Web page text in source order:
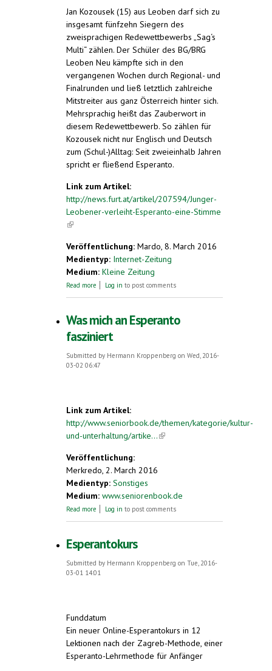
Jan Kozousek (15) aus Leoben darf sich zu
insgesamt fünfzehn Siegern des
zweisprachigen Redewettbewerbs „Sag‘s
Multi“ zählen. Der Schüler des BG/BRG
Leoben Neu kämpfte sich in den
vergangenen Wochen durch Regional- und
Finalrunden und ließ letztlich zahlreiche
Mitstreiter aus ganz Österreich hinter sich.
Mehrsprachig heißt das Zauberwort in
diesem Redewettbewerb. So zählen für
Kozousek nicht nur Englisch und Deutsch
zum (Schul-)Alltag: Seit zweieinhalb Jahren
spricht er fließend Esperanto.
Link zum Artikel:
http://news.furt.at/artikel/207594/Junger-
Leobener-verleiht-Esperanto-eine-Stimme
(link is external)
Veröffentlichung: Mardo, 8. March 2016
Medientyp: Internet-Zeitung
Medium: Kleine Zeitung
Read more about Junger Leobener verleiht Esperanto
Log in to post comments
Was mich an Esperanto
fasziniert
Submitted by Hermann Kroppenberg on Wed, 2016-
03-02 06:47
Link zum Artikel:
http://www.seniorbook.de/themen/kategorie/kultur-
und-unterhaltung/artike...(link is external)
Veröffentlichung:
Merkredo, 2. March 2016
Medientyp: Sonstiges
Medium: www.seniorenbook.de
Read more about Was mich an Esperanto fasziniert
Log in to post comments
Esperantokurs
Submitted by Hermann Kroppenberg on Tue, 2016-
03-01 14:01
Funddatum
Ein neuer Online-Esperantokurs in 12
Lektionen nach der Zagreb-Methode, einer
Esperanto-Lehrmethode für Anfänger